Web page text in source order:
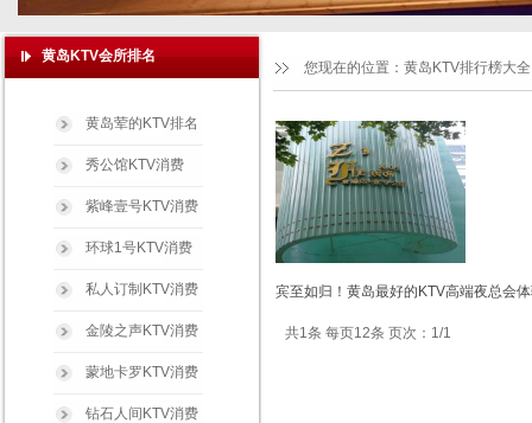
宾至如归！黄岛最好的KTV高端夜总会
共1条 每页12条 页次：1/1
您现在的位置： 黄岛KTV排行榜大全
黄岛KTV会所排名
黄岛荤的KTV排名
秀公馆KTV消费
紫峰壹号KTV消费
环球1号KTV消费
私人订制KTV消费
金陵之声KTV消费
蒙地卡罗KTV消费
钻石人间KTV消费